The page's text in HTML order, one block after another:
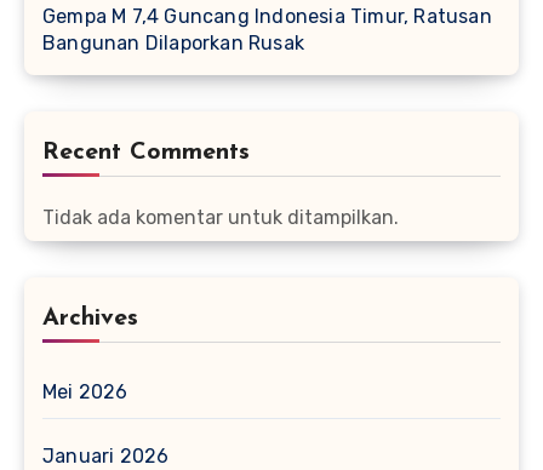
Gempa M 7,4 Guncang Indonesia Timur, Ratusan
Bangunan Dilaporkan Rusak
Recent Comments
Tidak ada komentar untuk ditampilkan.
Archives
Mei 2026
Januari 2026